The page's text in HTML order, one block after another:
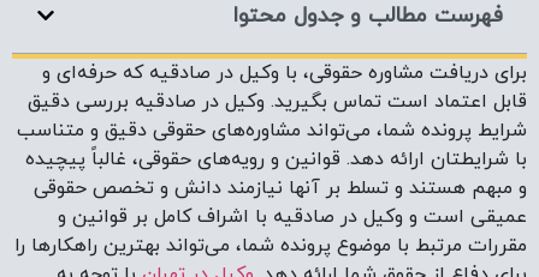
پرونده را برای شما مشخص کند.
وکیل در صادقیه با توجه به شناخت ماده‌های حقوقی خود
می‌تواند بهترین مشاوره را به شما بدهد و در حل مشکلاتتان
کمک زیادی به شما بکند. وکیل در صادقیه با ارائه مشاوره
حقوقی، شما را در دستیابی به حقوقتان یاری می‌دهد. وکیل در
صادقیه با توجه به دانش و تجربه حقوقی خود می‌تواند در
بهترین زمان، بهترین تصمیم را برای شما بگیرد.
وکیل حقوقی در صادقیه